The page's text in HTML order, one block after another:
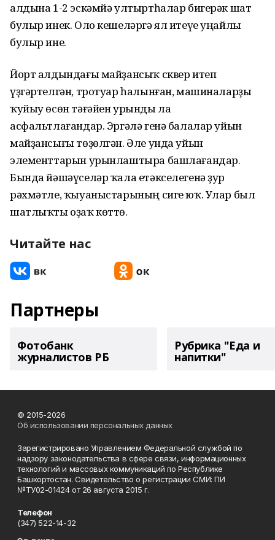
алдына 1-2 эскәмйә ултыртһалар бигерәк шат
булыр инек. Оло кешеләргә ял итеүе уңайлы
булыр ине.
Йорт алдындағы майҙансыҡ сквер итеп
үҙгәртелгән, тротуар һалынған, машиналарҙы
ҡуйыу өсөн тәғәйен урынды ла
асфальтлағандар. Эргәлә генә балалар уйын
майҙансығы төҙөлгән. Әле унда уйын
элементтарын урынлаштыра башлағандар.
Бында йәшәүселәр ҡала етәкселегенә ҙур
рәхмәтле, ҡыуаныстарының сиге юҡ. Улар был
шатлыҡты оҙаҡ көттө.
Читайте нас
Партнеры
Фотобанк
журналистов РБ
Рубрика "Еда и
напитки"
© 2015-2026
Об использовании персональных данных
Зарегистрировано Управлением Федеральной службой по
надзору законодательства в сфере связи, информационных
технологий и массовых коммуникаций по Республике
Башкортостан. Свидетельство о регистрации СМИ: ПИ
№ТУ02-01424 от 26 августа 2015 г.
Телефон
(347) 522-14-32